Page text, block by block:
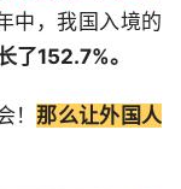
中，我国入境的
了152.7%。
！ 那么让外国人